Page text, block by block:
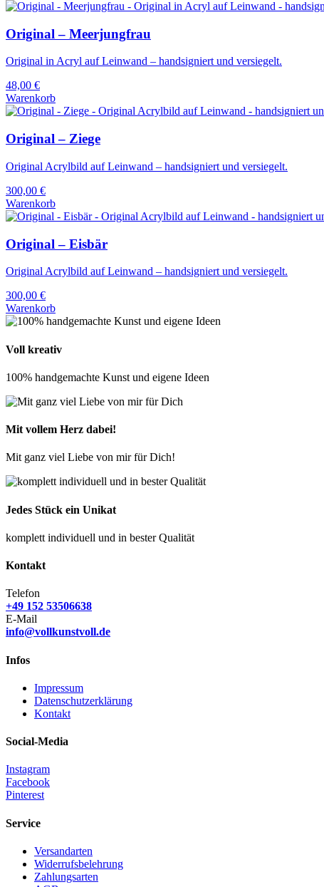
Original – Meerjungfrau
Original in Acryl auf Leinwand – handsigniert und versiegelt.
48,00 €
Warenkorb
Original – Ziege
Original Acrylbild auf Leinwand – handsigniert und versiegelt.
300,00 €
Warenkorb
Original – Eisbär
Original Acrylbild auf Leinwand – handsigniert und versiegelt.
300,00 €
Warenkorb
Voll kreativ
100% handgemachte Kunst und eigene Ideen
Mit vollem Herz dabei!
Mit ganz viel Liebe von mir für Dich!
Jedes Stück ein Unikat
komplett individuell und in bester Qualität
Kontakt
Telefon
+49 152 53506638
E-Mail
info@vollkunstvoll.de
Infos
Impressum
Datenschutzerklärung
Kontakt
Social-Media
Instagram
Facebook
Pinterest
Service
Versandarten
Widerrufsbelehrung
Zahlungsarten